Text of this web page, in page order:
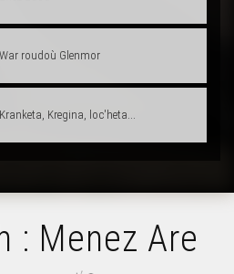
roudoù Glenmor
Kregina, loc'heta...
: Menez Are